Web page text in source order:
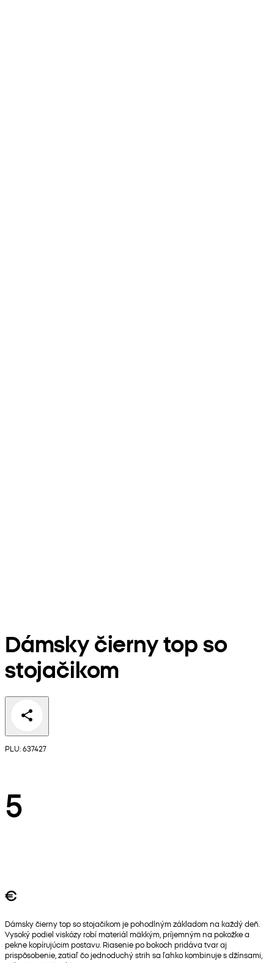
Dámsky čierny top so
stojačikom
PLU: 637427
5
€
Dámsky čierny top so stojačikom je pohodlným základom na každý deň.
Vysoký podiel viskózy robí materiál mäkkým, príjemným na pokožke a
pekne kopírujúcim postavu. Riasenie po bokoch pridáva tvar aj
prispôsobenie, zatiaľ čo jednoduchý strih sa ľahko kombinuje s džínsami,